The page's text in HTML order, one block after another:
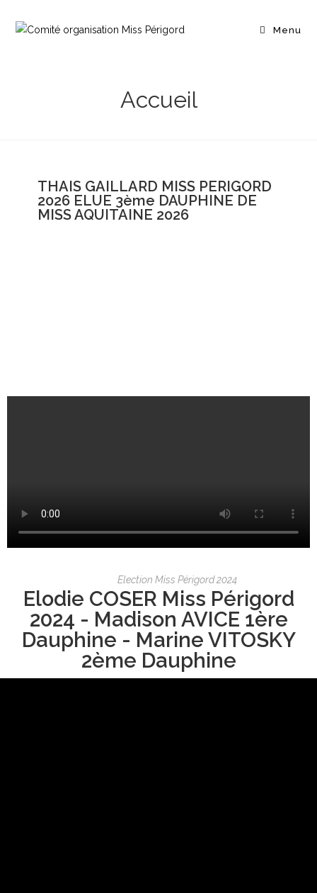
Menu
Accueil
THAIS GAILLARD MISS PERIGORD
2026 ELUE 3ème DAUPHINE DE
MISS AQUITAINE 2026
Election Miss Périgord 2024
Elodie COSER Miss Périgord
2024 - Madison AVICE 1ère
Dauphine - Marine VITOSKY
2ème Dauphine